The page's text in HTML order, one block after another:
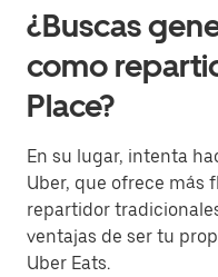
¿Buscas
como
Place?
En su lugar, intenta
Uber, que ofrece más
repartidor
ventajas de ser tu
Uber Eats.